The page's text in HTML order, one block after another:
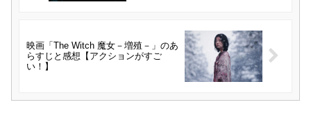
映画「The Witch 魔女－増殖－」のあ
らすじと感想【アクションがすご
い！】